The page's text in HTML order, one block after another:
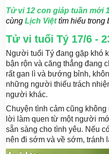
Tử vi 12 con giáp tuần mới
cùng Lịch Việttìm hiểu trong
Tử vi tuổi Tý 17/6 -
Người tuổi Tý đang gặp khó
bận rộn và căng thẳng đang
rất gan lì và bướng bỉnh,
những người thiếu trách
người khác.
Chuyện tình cảm cũng
lời làm quen từ một người
sẵn sàng cho tình yêu. Nếu
nên đi sớm và về sớm, tránh